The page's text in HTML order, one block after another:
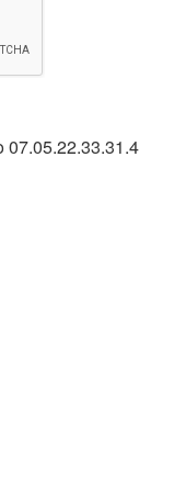
07.05.22.33.31.4